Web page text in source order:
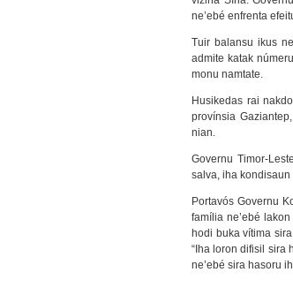
ne’ebé enfrenta
Tuir balansu ikus
admite katak
monu namtate.
Husikedas rai
provínsia
nian.
Governu Timor-
salva, iha kondisaun
Portavós Governu
família ne’ebé
hodi buka vítima
“Iha loron difisil sira
ne’ebé sira hasoru